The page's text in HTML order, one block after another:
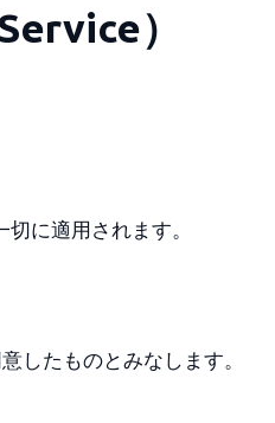
）
に適用されます。
したものとみなします。